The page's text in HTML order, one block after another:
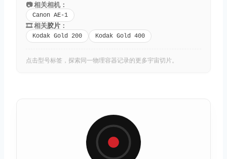
📷 相关相机：
Canon AE-1
🎞️ 相关胶片 ：
Kodak Gold 200 Kodak Gold 400
点击型号标签，探索同一物理容器记录的更多宇宙切片。